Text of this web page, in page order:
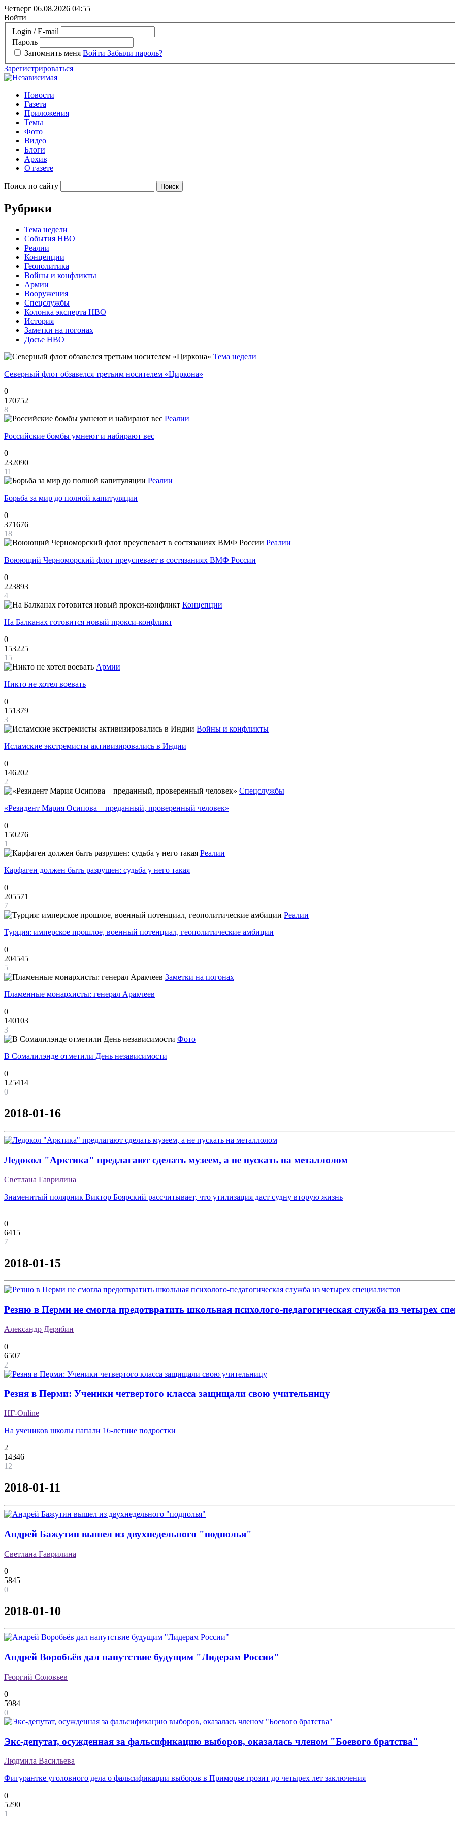
Четверг 06.08.2026 04:55
Войти
Login / E-mail
Пароль
Запомнить меня Войти Забыли пароль?
Зарегистрироваться
Новости
Газета
Приложения
Темы
Фото
Видео
Блоги
Архив
О газете
Поиск по сайту
Рубрики
Тема недели
События НВО
Реалии
Концепции
Геополитика
Войны и конфликты
Армии
Вооружения
Спецслужбы
Колонка эксперта НВО
История
Заметки на погонах
Досье НВО
Тема недели
Северный флот обзавелся третьим носителем «Циркона»
0
170752
8
Реалии
Российские бомбы умнеют и набирают вес
0
232090
11
Реалии
Борьба за мир до полной капитуляции
0
371676
18
Реалии
Воюющий Черноморский флот преуспевает в состязаниях ВМФ России
0
223893
4
Концепции
На Балканах готовится новый прокси-конфликт
0
153225
15
Армии
Никто не хотел воевать
0
151379
3
Войны и конфликты
Исламские экстремисты активизировались в Индии
0
146202
2
Спецслужбы
«Резидент Мария Осипова – преданный, проверенный человек»
0
150276
1
Реалии
Карфаген должен быть разрушен: судьба у него такая
0
205571
7
Реалии
Турция: имперское прошлое, военный потенциал, геополитические амбиции
0
204545
5
Заметки на погонах
Пламенные монархисты: генерал Аракчеев
0
140103
3
Фото
В Сомалилэнде отметили День независимости
0
125414
0
2018-01-16
Ледокол "Арктика" предлагают сделать музеем, а не пускать на металлолом
Светлана Гаврилина
Знаменитый полярник Виктор Боярский рассчитывает, что утилизация даст судну вторую жизнь
0
6415
7
2018-01-15
Резню в Перми не смогла предотвратить школьная психолого-педагогическая служба из четырех
Александр Дерябин
0
6507
2
Резня в Перми: Ученики четвертого класса защищали свою учительницу
НГ-Online
На учеников школы напали 16-летние подростки
2
14346
12
2018-01-11
Андрей Бажутин вышел из двухнедельного "подполья"
Светлана Гаврилина
0
5845
0
2018-01-10
Андрей Воробьёв дал напутствие будущим "Лидерам России"
Георгий Соловьев
0
5984
0
Экс-депутат, осужденная за фальсификацию выборов, оказалась членом "Боевого братства"
Людмила Васильева
Фигурантке уголовного дела о фальсификации выборов в Приморье грозит до четырех лет заключения
0
5290
1